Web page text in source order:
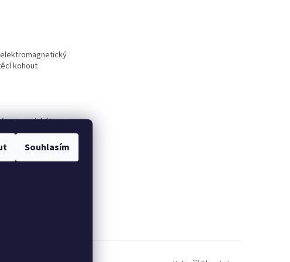
Souhlasím
kohout
automatického